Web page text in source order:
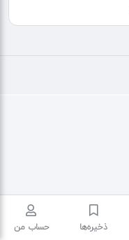
ذخیره‌ها حساب من